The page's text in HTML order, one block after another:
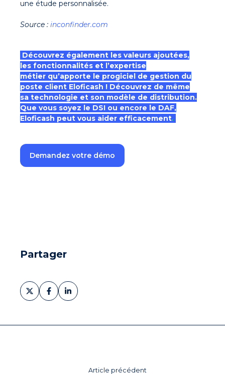
une étude personnalisée.
Source : inconfinder.com
Découvrez également les valeurs ajoutées,
les fonctionnalités et l’expertise
métier qu’apporte le progiciel de gestion du
poste client Eloficash ! Découvrez de même
sa technologie et son modèle de distribution.
Que vous soyez le DSI ou encore le DAF,
Eloficash peut vous aider efficacement.
Demandez votre démo
Partager
Partager
sur
Partager
sur
Partager
sur
Article précédent